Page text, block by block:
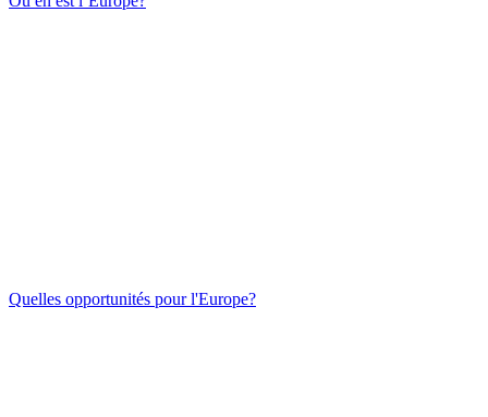
Quelles opportunités pour l'Europe?